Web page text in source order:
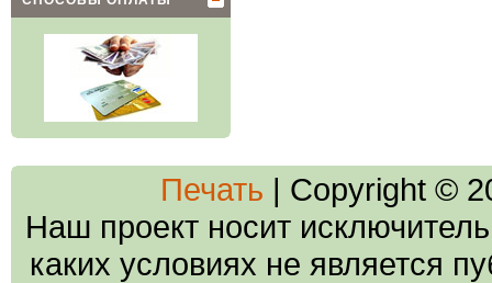
Печать | Copyright ©
Наш проект носит
каких условиях не является